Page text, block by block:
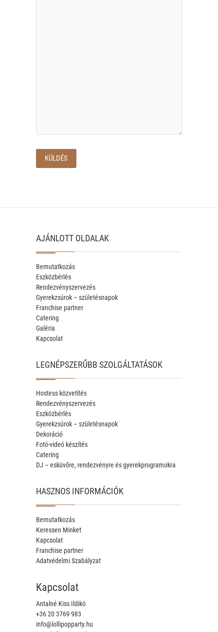
AJÁNLOTT OLDALAK
Bemutatkozás
Eszközbérlés
Rendezvényszervezés
Gyerekzsúrok – születésnapok
Franchise partner
Catering
Galéria
Kapcsolat
LEGNÉPSZERŰBB SZOLGÁLTATÁSOK
Hostess közvetítés
Rendezvényszervezés
Eszközbérlés
Gyerekzsúrok – születésnapok
Dekoráció
Fotó-videó készítés
Catering
DJ – esküvőre, rendezvényre és gyerekprogramokra
HASZNOS INFORMÁCIÓK
Bemutatkozás
Keressen Minket
Kapcsolat
Franchise partner
Adatvédelmi Szabályzat
Kapcsolat
Antalné Kiss Ildikó
+36 20 3769 983
info@lollipopparty.hu